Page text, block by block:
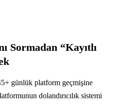
Sormadan “Kayıtlı
günlük platform geçmişine
dolandırıcılık sistemi